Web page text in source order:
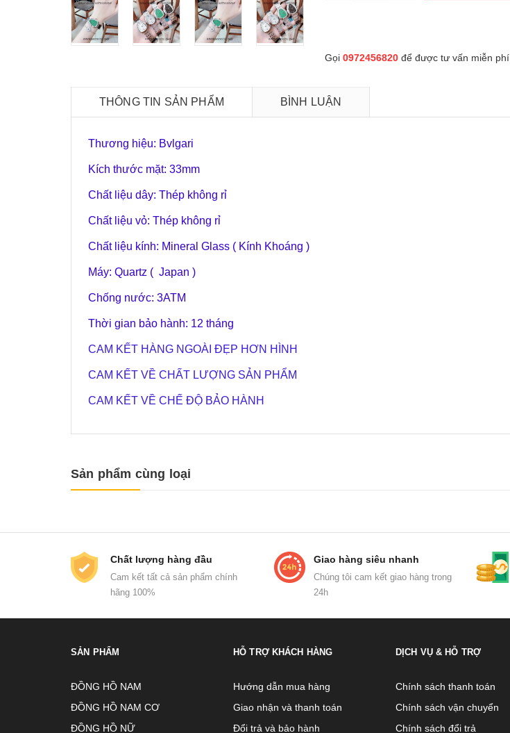
Gọi 0972456820để được tư vấn miễn phí
THÔNG TIN SẢN PHẨM BÌNH LUẬN
Thương hiệu: Bvlgari
Kích thước mặt: 33mm
Chất liệu dây: Thép không rỉ
Chất liệu vỏ: Thép không rỉ
Chất liệu kính: Mineral Glass ( Kính Khoáng )
Máy: Quartz ( Japan )
Chống nước: 3ATM
Thời gian bảo hành: 12 tháng
CAM KẾT HÀNG NGOÀI ĐẸP HƠN HÌNH
CAM KẾT VỀ CHẤT LƯỢNG SẢN PHẨM
CAM KẾT VỀ CHẾ ĐỘ BẢO HÀNH
Sản phẩm cùng loại
Chất lượng hàng đầu
Cam kết tất cả sản phẩm chính
hãng 100%
Giao hàng siêu nhanh
Chúng tôi cam kết giao hàng trong
24h
SẢN PHẨM
ĐỒNG HỒ NAM
ĐỒNG HỒ NAM CƠ
ĐỒNG HỒ NỮ
HỖ TRỢ KHÁCH HÀNG
Hướng dẫn mua hàng
Giao nhận và thanh toán
Đổi trả và bảo hành
DỊCH VỤ & HỖ TRỢ
Chính sách thanh toán
Chính sách vận chuyển
Chính sách đổi trả